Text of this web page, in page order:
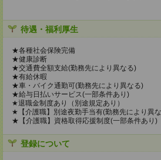
待遇・福利厚生
★各種社会保険完備
★健康診断
★交通費全額支給(勤務先により異なる)
★有給休暇
★車・バイク通勤可(勤務先により異なる)
★給与日払いサービス(一部条件あり)
★退職金制度あり（別途規定あり）
★【介護職】別途夜勤手当有(勤務先により異
★【介護職】資格取得応援制度(一部条件あり)
登録について